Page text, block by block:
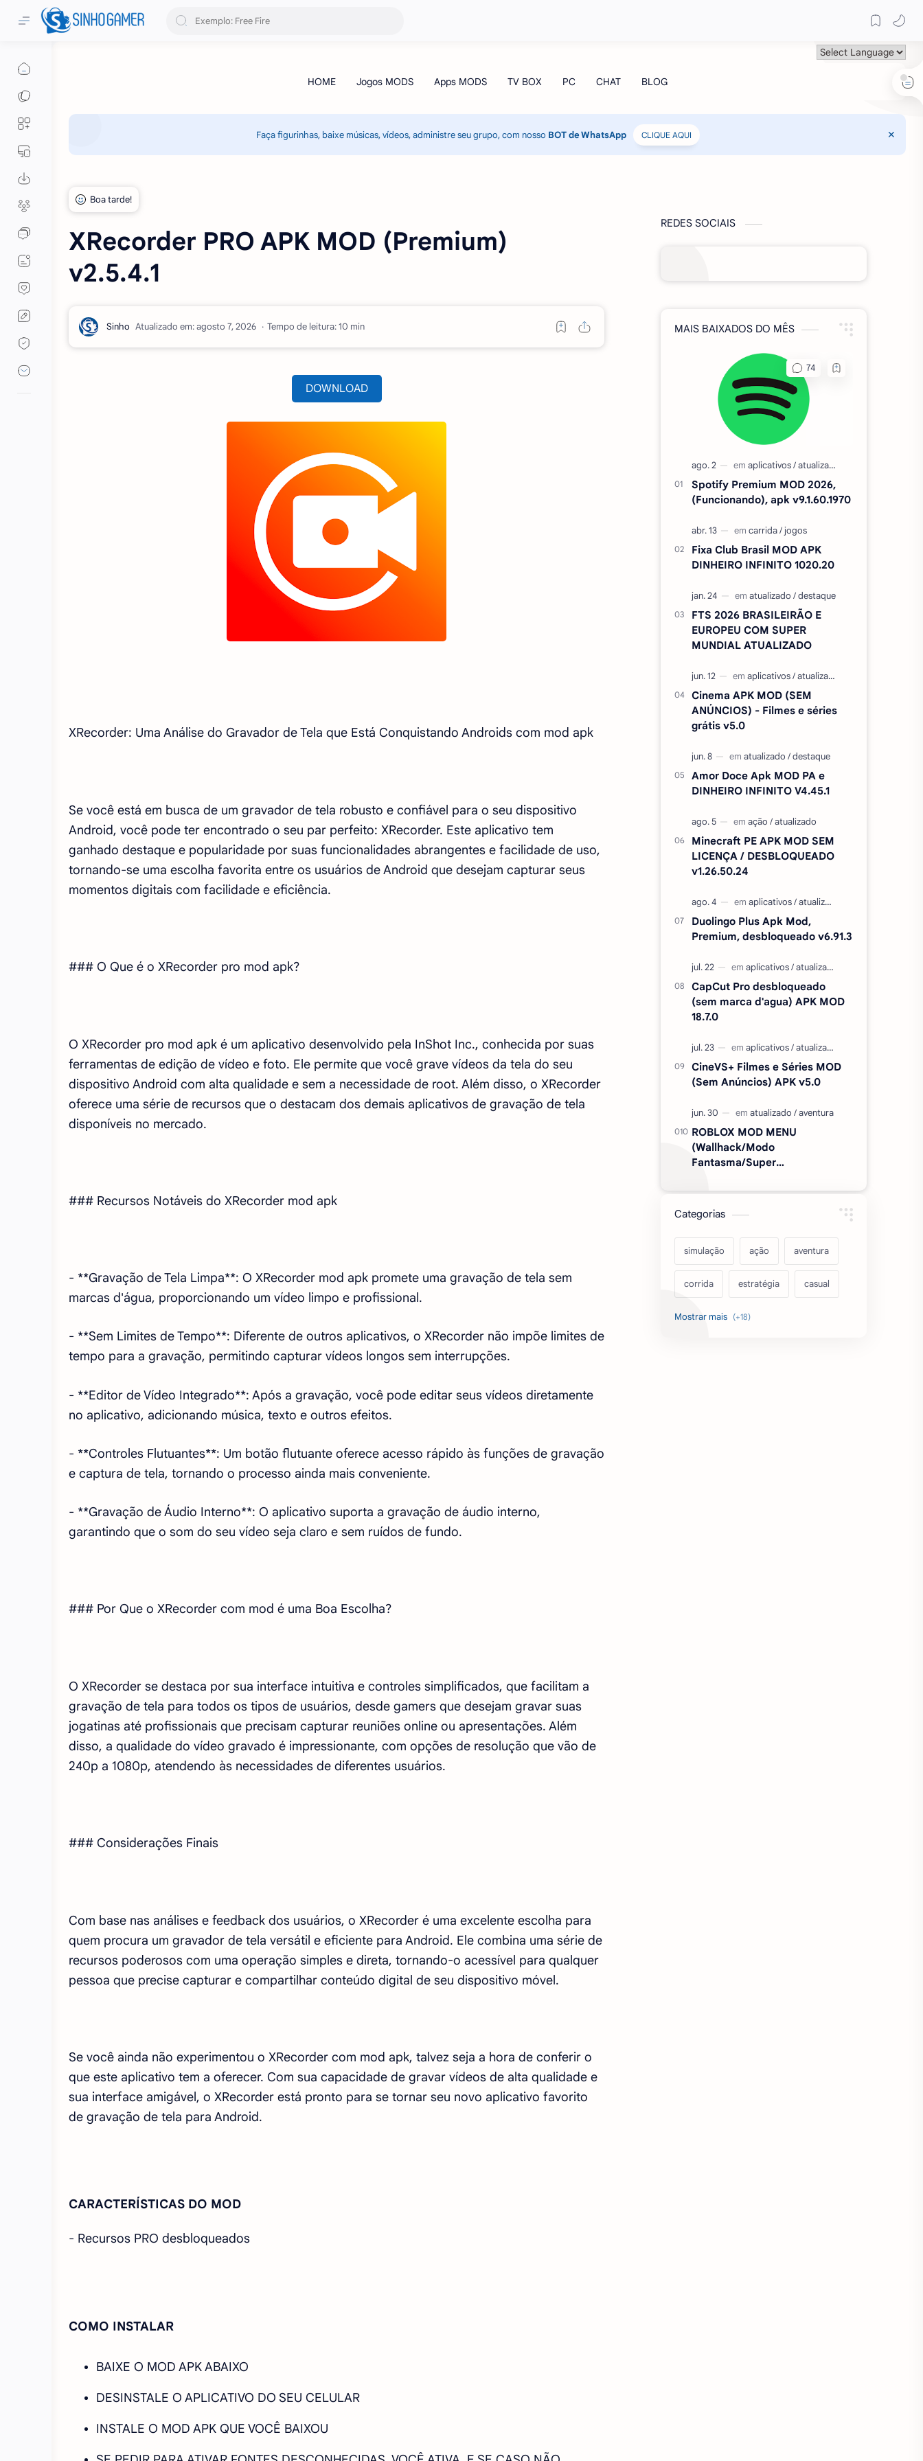
Faça figurinhas, baixe músicas, vídeos, administre seu grupo, com nosso BOT de WhatsApp CLIQUE AQUI
XRecorder PRO APK MOD (Premium)
v2.5.4.1
Atualizado em: Tempo de leitura: 10 min
DOWNLOAD
XRecorder: Uma Análise do Gravador de Tela que Está Conquistando Androids com mod apk
Se você está em busca de um gravador de tela robusto e confiável para o seu dispositivo
Android, você pode ter encontrado o seu par perfeito: XRecorder. Este aplicativo tem
ganhado destaque e popularidade por suas funcionalidades abrangentes e facilidade de uso,
tornando-se uma escolha favorita entre os usuários de Android que desejam capturar seus
momentos digitais com facilidade e eficiência.
### O Que é o XRecorder pro mod apk?
O XRecorder pro mod apk é um aplicativo desenvolvido pela InShot Inc., conhecida por suas
ferramentas de edição de vídeo e foto. Ele permite que você grave vídeos da tela do seu
dispositivo Android com alta qualidade e sem a necessidade de root. Além disso, o XRecorder
oferece uma série de recursos que o destacam dos demais aplicativos de gravação de tela
disponíveis no mercado.
### Recursos Notáveis do XRecorder mod apk
- **Gravação de Tela Limpa**: O XRecorder mod apk promete uma gravação de tela sem
marcas d'água, proporcionando um vídeo limpo e profissional.
- **Sem Limites de Tempo**: Diferente de outros aplicativos, o XRecorder não impõe limites de
tempo para a gravação, permitindo capturar vídeos longos sem interrupções.
- **Editor de Vídeo Integrado**: Após a gravação, você pode editar seus vídeos diretamente
no aplicativo, adicionando música, texto e outros efeitos.
- **Controles Flutuantes**: Um botão flutuante oferece acesso rápido às funções de gravação
e captura de tela, tornando o processo ainda mais conveniente.
- **Gravação de Áudio Interno**: O aplicativo suporta a gravação de áudio interno,
garantindo que o som do seu vídeo seja claro e sem ruídos de fundo.
### Por Que o XRecorder com mod é uma Boa Escolha?
O XRecorder se destaca por sua interface intuitiva e controles simplificados, que facilitam a
gravação de tela para todos os tipos de usuários, desde gamers que desejam gravar suas
jogatinas até profissionais que precisam capturar reuniões online ou apresentações. Além
disso, a qualidade do vídeo gravado é impressionante, com opções de resolução que vão de
240p a 1080p, atendendo às necessidades de diferentes usuários.
### Considerações Finais
Com base nas análises e feedback dos usuários, o XRecorder é uma excelente escolha para
quem procura um gravador de tela versátil e eficiente para Android. Ele combina uma série de
recursos poderosos com uma operação simples e direta, tornando-o acessível para qualquer
pessoa que precise capturar e compartilhar conteúdo digital de seu dispositivo móvel.
Se você ainda não experimentou o XRecorder com mod apk, talvez seja a hora de conferir o
que este aplicativo tem a oferecer. Com sua capacidade de gravar vídeos de alta qualidade e
sua interface amigável, o XRecorder está pronto para se tornar seu novo aplicativo favorito
de gravação de tela para Android.
CARACTERÍSTICAS DO MOD
- Recursos PRO desbloqueados
COMO INSTALAR
BAIXE O MOD APK ABAIXO
DESINSTALE O APLICATIVO DO SEU CELULAR
INSTALE O MOD APK QUE VOCÊ BAIXOU
REDES SOCIAIS
MAIS BAIXADOS DO MÊS
Spotify Premium MOD 2026,
(Funcionando), apk v9.1.60.1970
Fixa Club Brasil MOD APK
DINHEIRO INFINITO 1020.20
FTS 2026 BRASILEIRÃO E
EUROPEU COM SUPER
MUNDIAL ATUALIZADO
Cinema APK MOD (SEM
ANÚNCIOS) - Filmes e séries
grátis v5.0
Amor Doce Apk MOD PA e
DINHEIRO INFINITO V4.45.1
Minecraft PE APK MOD SEM
LICENÇA / DESBLOQUEADO
v1.26.50.24
Duolingo Plus Apk Mod,
Premium, desbloqueado v6.91.3
CapCut Pro desbloqueado
(sem marca d'agua) APK MOD
18.7.0
CineVS+ Filmes e Séries MOD
(Sem Anúncios) APK v5.0
ROBLOX MOD MENU
(Wallhack/Modo
Fantasma/Super
Categorias
simulação ação aventura
corrida estratégia casual
acarde esportes